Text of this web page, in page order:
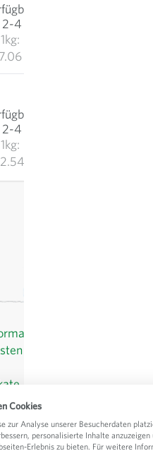
4 Tage
1kg:
4 Tage
1kg:
Cookies
zur Analyse unserer Besucherdaten
personalisierte Inhalte anzuzeigen
Erlebnis zu bieten. Für weitere